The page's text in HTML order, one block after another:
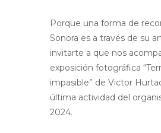
Porque una forma de
Sonora es a través de su
invitarte a que nos
exposición fotográfica
impasible” de Victor
última actividad del
2024.